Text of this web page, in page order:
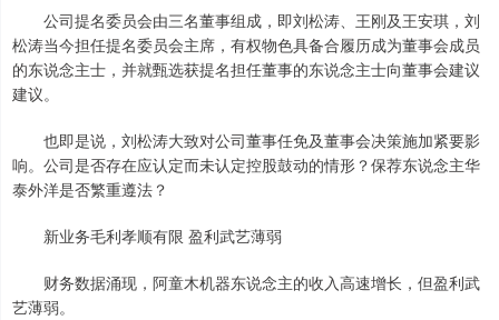
公司提名委员会由三名董事组成，即刘松涛、王刚及王安琪，刘
松涛当今担任提名委员会主席，有权物色具备合履历成为董事会成员
的东说念主士，并就甄选获提名担任董事的东说念主士向董事会建议
建议。
也即是说，刘松涛大致对公司董事任免及董事会决策施加紧要影
响。公司是否存在应认定而未认定控股鼓动的情形？保荐东说念主华
泰外洋是否繁重遵法？
新业务毛利孝顺有限 盈利武艺薄弱
财务数据涌现，阿童木机器东说念主的收入高速增长，但盈利武
艺薄弱。